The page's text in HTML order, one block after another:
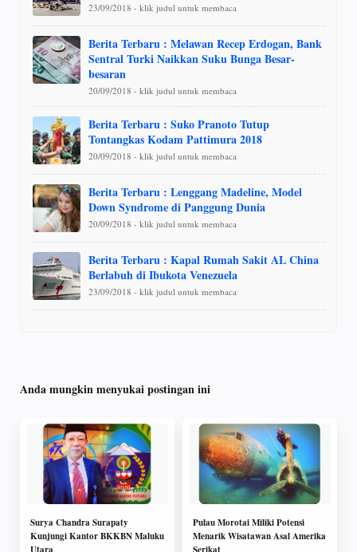
23/09/2018 - klik judul untuk membaca
Berita Terbaru : Melawan Recep Erdogan, Bank
Sentral Turki Naikkan Suku Bunga Besar-
besaran
20/09/2018 - klik judul untuk membaca
Berita Terbaru : Suko Pranoto Tutup
Tontangkas Kodam Pattimura 2018
20/09/2018 - klik judul untuk membaca
Berita Terbaru : Lenggang Madeline, Model
Down Syndrome di Panggung Dunia
20/09/2018 - klik judul untuk membaca
Berita Terbaru : Kapal Rumah Sakit AL China
Berlabuh di Ibukota Venezuela
23/09/2018 - klik judul untuk membaca
Anda mungkin menyukai postingan ini
Surya Chandra Surapaty
Kunjungi Kantor BKKBN Maluku
Pulau Morotai Miliki Potensi
Menarik Wisatawan Asal Amerika